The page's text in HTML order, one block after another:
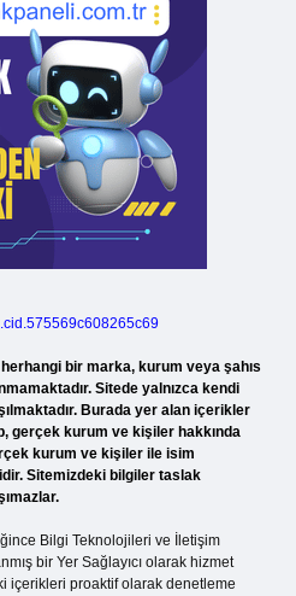
bir marka, kurum veya şahıs
Sitede yalnızca kendi
Burada yer alan içerikler
gerçek kurum ve kişiler hakkında
kurum ve kişiler ile isim
Sitemizdeki bilgiler taslak
Bilgi Teknolojileri ve İletişim
bir Yer Sağlayıcı olarak hizmet
içerikleri proaktif olarak denetleme